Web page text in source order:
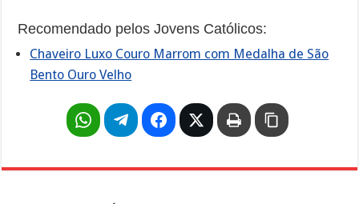
Recomendado pelos Jovens Católicos:
Chaveiro Luxo Couro Marrom com Medalha de São
Bento Ouro Velho